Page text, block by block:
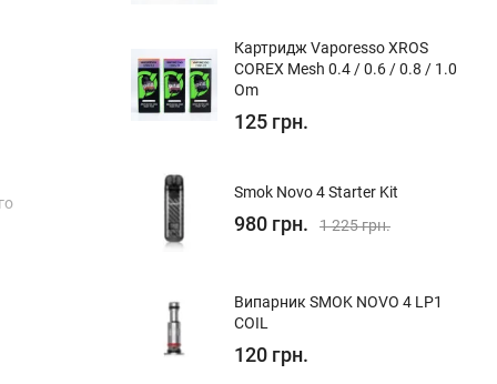
Картридж Vaporesso XROS
COREX Mesh 0.4 / 0.6 / 0.8 / 1.0
Om
125 грн.
Smok Novo 4 Starter Kit
980 грн. 1 225 грн.
Випарник SMOK NOVO 4 LP1
COIL
120 грн.